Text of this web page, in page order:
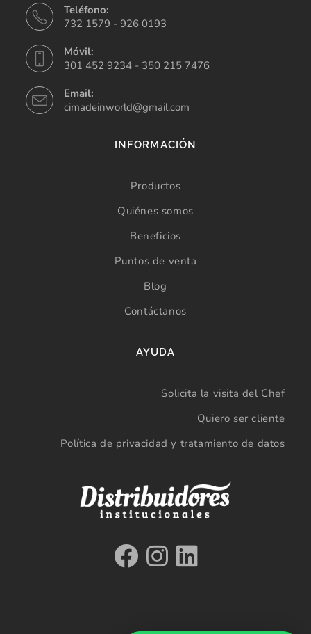
Teléfono:
732 1579 - 926 0193
Móvil:
301 452 9234 - 350 215 7476
Email:
cimadeinworld@gmail.com
INFORMACIÓN
Productos
Quiénes somos
Beneficios
Puntos de venta
Blog
Contáctanos
AYUDA
Solicita la visita del Chef
Quiero ser cliente
Política de privacidad y tratamiento de datos